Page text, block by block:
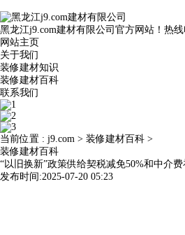
黑龙江j9.com建材有限公司官方网站！热线
网站主页
关于我们
装修建材知识
装修建材百科
联系我们
当前位置 : j9.com > 装修建材百科 >
装修建材百科
“以旧换新”政策供给契税减免50%和中介费
发布时间:2025-07-20 05:23